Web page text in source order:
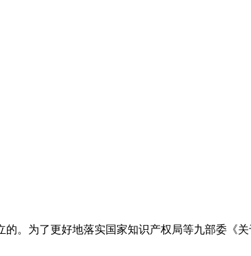
的。为了更好地落实国家知识产权局等九部委